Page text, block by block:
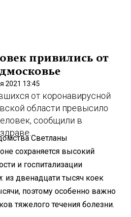
привились от
2021 13:45
от коронавирусной
области превысило
сообщили в
Светланы
сохраняется высокий
и госпитализации
из двенадцати тысяч коек
поэтому особенно важно
тяжелого течения болезни.